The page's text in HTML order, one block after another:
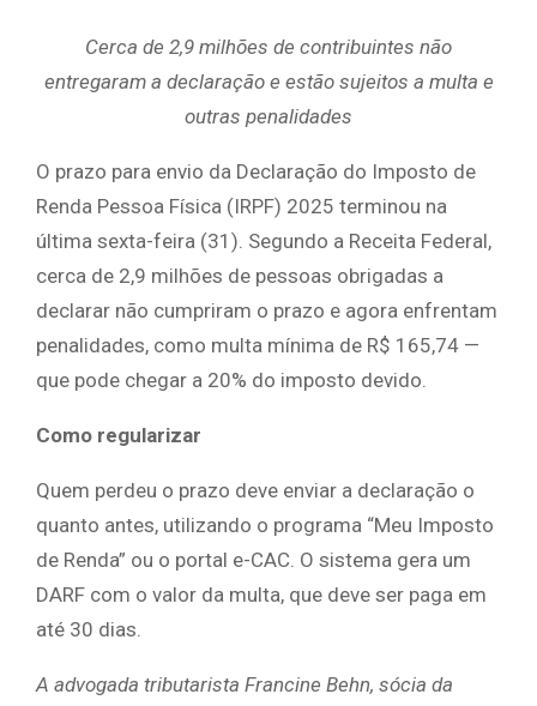
Cerca de 2,9 milhões de contribuintes não
entregaram a declaração e estão sujeitos a multa e
outras penalidades
O prazo para envio da Declaração do Imposto de
Renda Pessoa Física (IRPF) 2025 terminou na
última sexta-feira (31). Segundo a Receita Federal,
cerca de 2,9 milhões de pessoas obrigadas a
declarar não cumpriram o prazo e agora enfrentam
penalidades, como multa mínima de R$ 165,74 —
que pode chegar a 20% do imposto devido.
Como regularizar
Quem perdeu o prazo deve enviar a declaração o
quanto antes, utilizando o programa “Meu Imposto
de Renda” ou o portal e-CAC. O sistema gera um
DARF com o valor da multa, que deve ser paga em
até 30 dias.
A advogada tributarista Francine Behn, sócia da